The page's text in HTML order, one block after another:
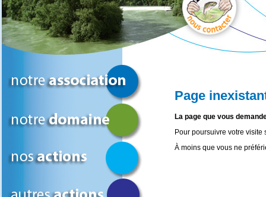
Page
La page que vous
Pour poursuivre votre
À moins que vous ne